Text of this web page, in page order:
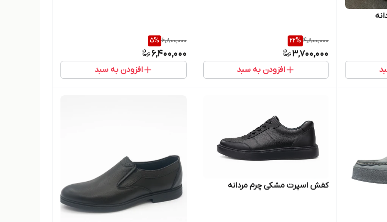
4,800,000
22%
3,700,000
افزودن به سبد
6,800,000
5%
6,400,000
افزودن به سبد
کفش اسپرت مشکی چرم مردانه